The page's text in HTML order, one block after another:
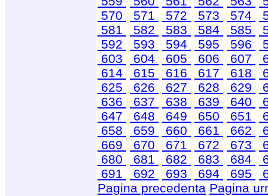
570
571 572 573 574
581
582 583 584 585
592
593 594 595 596
603
604 605 606 607
614
615 616 617 618
625
626 627 628 629
636
637 638 639 640
647
648 649 650 651
658
659 660 661 662
669
670 671 672 673
680
681 682 683 684
691
692 693 694 695
Pagina precedenta Pagina